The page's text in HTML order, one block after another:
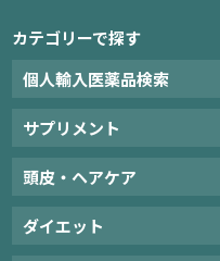
カテゴリーで探す
個人輸入医薬品検索
サプリメント
頭皮・ヘアケア
ダイエット